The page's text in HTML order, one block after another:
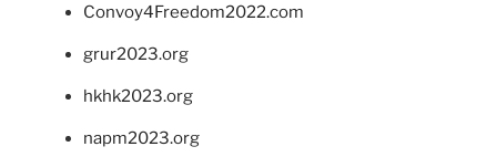
Convoy4Freedom2022.com
grur2023.org
hkhk2023.org
napm2023.org